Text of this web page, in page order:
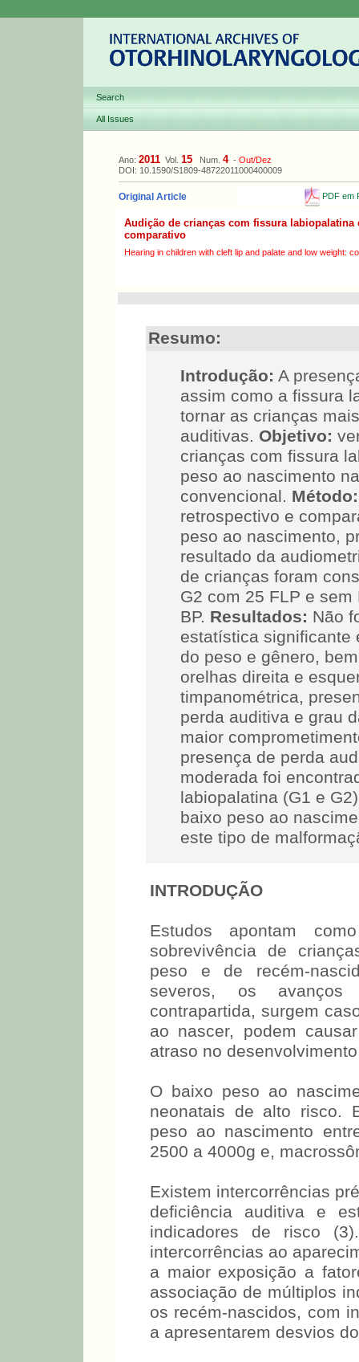
Search
All Issues
Ano: 2011 Vol. 15 Num. 4- Out/Dez
DOI: 10.1590/S1809-48722011000400009
Original Article PDF em
Audição de crianças com fissura labiopalatina
comparativo
Hearing in children with cleft lip and palate and low weight:
Resumo:
Introdução: A
assim como a fissura
tornar as crianças
auditivas. Objetivo:
crianças com fissura
peso ao nascimento
convencional. Método:
retrospectivo e
peso ao nascimento,
resultado da
de crianças foram
G2 com 25 FLP e
BP. Resultados: Não
estatística significante
do peso e gênero,
orelhas direita e
timpanométrica,
perda auditiva e grau
maior
presença de perda
moderada foi
labiopalatina (G1 e
baixo peso ao
este tipo de
INTRODUÇÃO
Estudos apontam
sobrevivência de
peso e de recém-
severos, os
contrapartida, surgem
ao nascer, podem
atraso no
O baixo peso ao
neonatais de alto risco.
peso ao nascimento
2500 a 4000g e,
Existem intercorrências
deficiência auditiva e
indicadores de risco
intercorrências ao
a maior exposição a
associação de múltiplos
os recém-nascidos, com
a apresentarem desvios